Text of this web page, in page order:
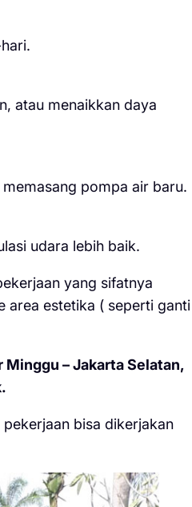
atau menaikkan daya
pompa air baru.
udara lebih baik.
yang sifatnya
area estetika ( seperti ganti
– Jakarta Selatan,
bisa dikerjakan